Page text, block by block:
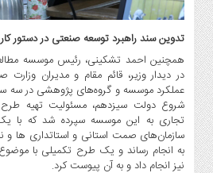
تدوین سند راهبرد توسعه صنعتی در دستور
همچنین احمد تشکینی، رئیس موسسه
در دیدار وزیر، قائم مقام و مدیران
عملکرد موسسه و گروه‌های پژوهشی در سه
شروع دولت سیزدهم، مسئولیت تهیه
سازمان‌های صمت استانی و استاتداری ها و
به انجام رساند و یک طرح تکمیلی با
نیز انجام داد و به آن پیوست کرد.